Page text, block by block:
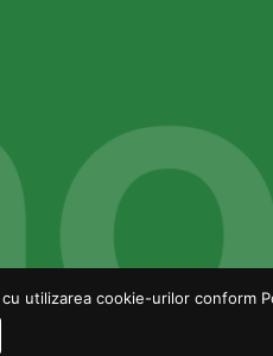
utilizarea cookie-urilor conform